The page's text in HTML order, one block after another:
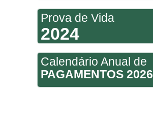
Prova de Vida
2024
Calendário Anual de
PAGAMENTOS 2026